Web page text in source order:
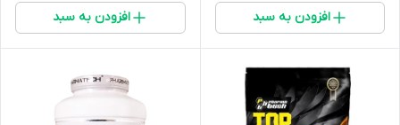
افزودن به سبد افزودن به سبد